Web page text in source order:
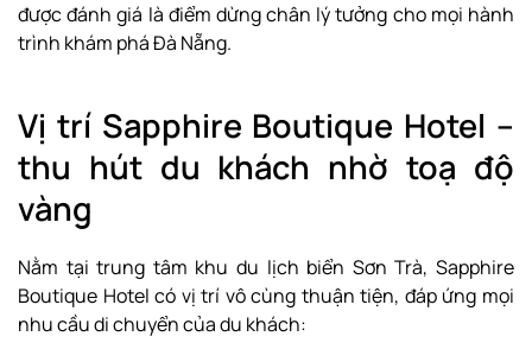
được đánh giá là điểm dừng chân lý tưởng cho mọi hành
trình khám phá Đà Nẵng.
Vị trí Sapphire Boutique Hotel –
thu hút du khách nhờ toạ độ
vàng
Nằm tại trung tâm khu du lịch biển Sơn Trà, Sapphire
Boutique Hotel có vị trí vô cùng thuận tiện, đáp ứng mọi
nhu cầu di chuyển của du khách: